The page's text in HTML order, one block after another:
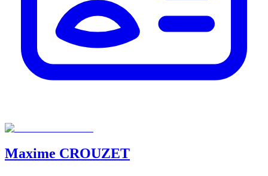
Maxime CROUZET